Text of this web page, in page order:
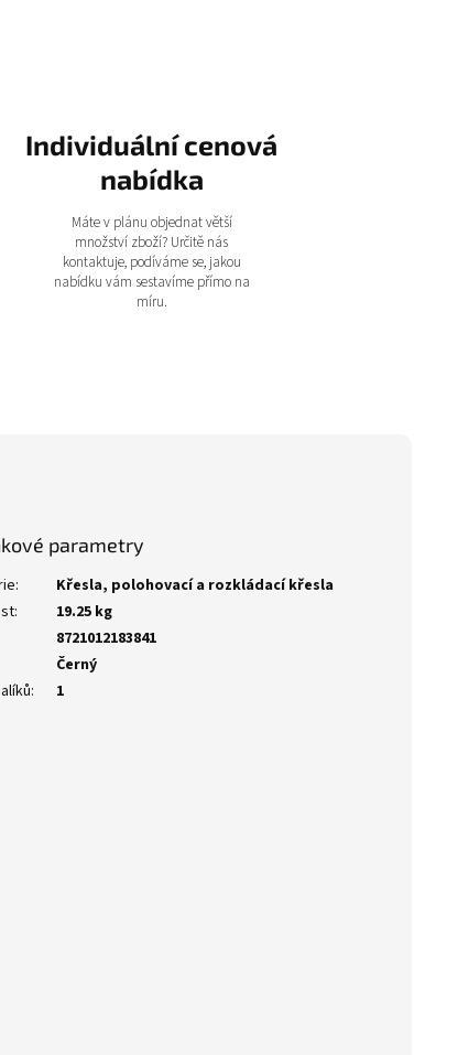
Individuální cenová
nabídka
Máte v plánu objednat větší
množství zboží? Určitě nás
kontaktuje, podíváme se, jakou
nabídku vám sestavíme přímo na
míru.
parametry
:
Křesla, polohovací a rozkládací křesla
:
19.25 kg
8721012183841
Černý
: 1